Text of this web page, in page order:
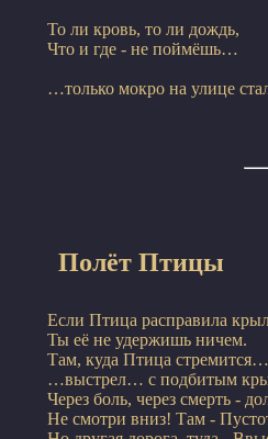
То ли кровь, то ли дождь,
Что и где - не поймёшь…
Полёт Птицы
Если Птица расправила
Ты её не удержишь ничем.
Там, куда Птица стремится…
…выстрел… с подбитым
Через боль, через смерть -
Не смотри вниз! Там -